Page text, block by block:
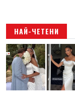
НАЙ-ЧЕТЕНИ